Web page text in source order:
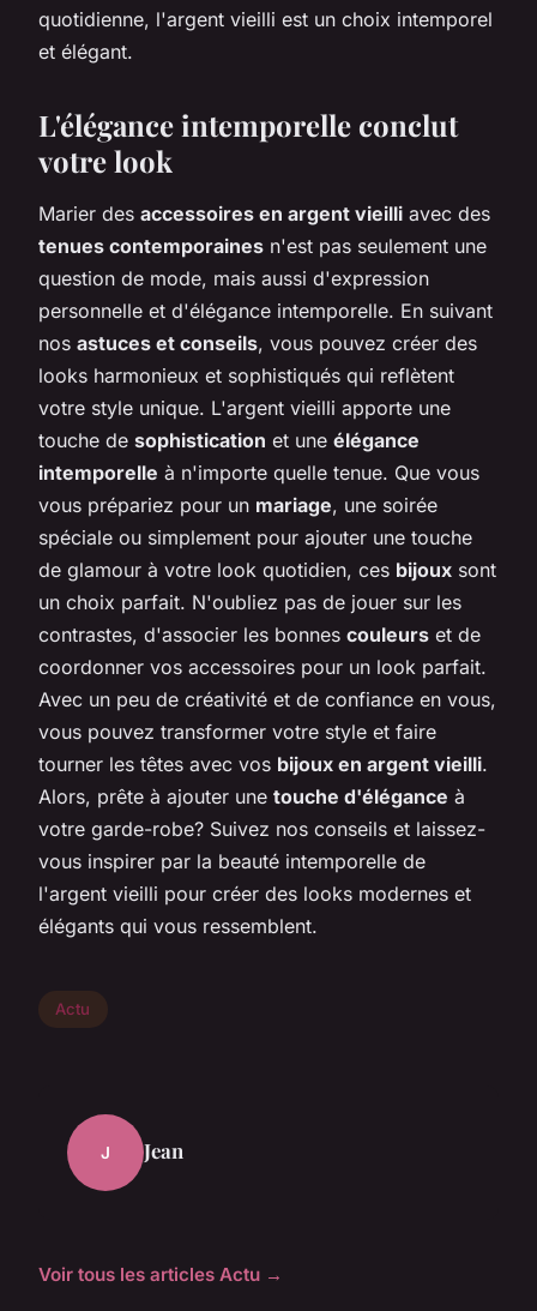
quotidienne, l'argent vieilli est un choix intemporel
et élégant.
L'élégance intemporelle conclut
votre look
Marier des accessoires en argent vieilli avec des
tenues contemporaines n'est pas seulement une
question de mode, mais aussi d'expression
personnelle et d'élégance intemporelle. En suivant
nos astuces et conseils, vous pouvez créer des
looks harmonieux et sophistiqués qui reflètent
votre style unique. L'argent vieilli apporte une
touche de sophistication et une élégance
intemporelle à n'importe quelle tenue. Que vous
vous prépariez pour un mariage, une soirée
spéciale ou simplement pour ajouter une touche
de glamour à votre look quotidien, ces bijoux sont
un choix parfait. N'oubliez pas de jouer sur les
contrastes, d'associer les bonnes couleurs et de
coordonner vos accessoires pour un look parfait.
Avec un peu de créativité et de confiance en vous,
vous pouvez transformer votre style et faire
tourner les têtes avec vos bijoux en argent vieilli.
Alors, prête à ajouter une touche d'élégance à
votre garde-robe? Suivez nos conseils et laissez-
vous inspirer par la beauté intemporelle de
l'argent vieilli pour créer des looks modernes et
élégants qui vous ressemblent.
Actu
J Jean
Voir tous les articles Actu →